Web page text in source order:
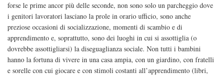
forse le prime ancor più delle seconde, non sono solo un parcheggio dove
i genitori lavoratori lasciano la prole in orario ufficio, sono anche
preziose occasioni di socializzazione, momenti di scambio e di
apprendimento e, soprattutto, sono dei luoghi in cui si assottiglia (o
dovrebbe assottigliarsi) la diseguaglianza sociale. Non tutti i bambini
hanno la fortuna di vivere in una casa ampia, con un giardino, con fratelli
e sorelle con cui giocare e con stimoli costanti all’apprendimento (libri,